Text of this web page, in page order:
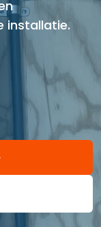
installatie.